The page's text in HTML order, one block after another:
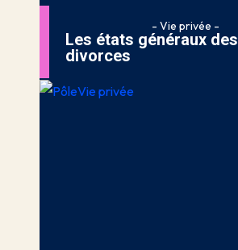
- Vie privée -
Les états généraux des
divorces